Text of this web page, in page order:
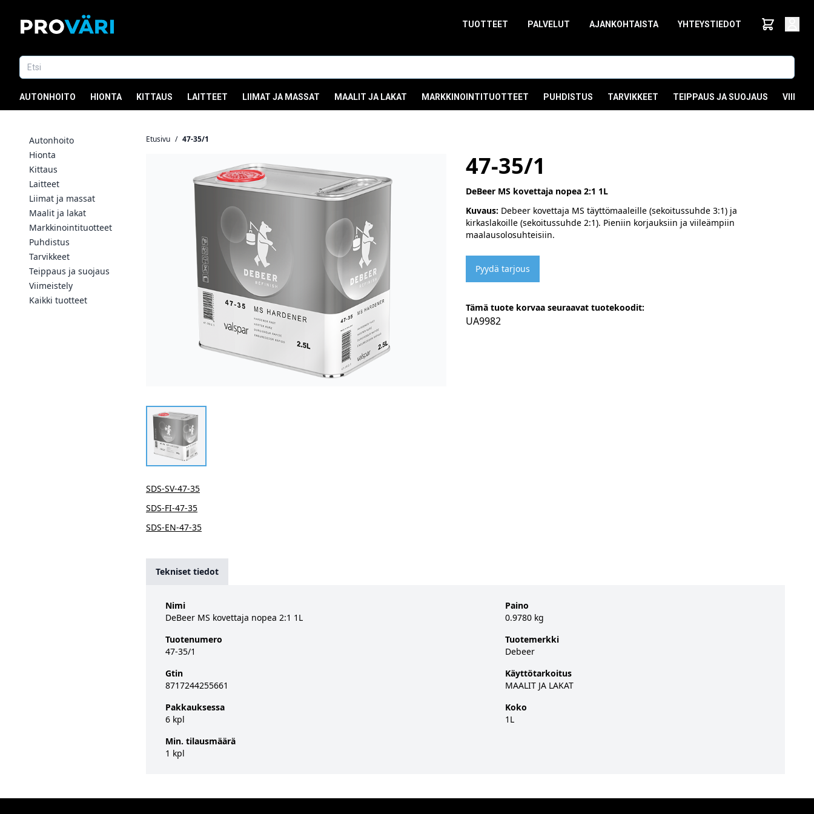
TUOTTEET PALVELUT AJANKOHTAISTA YHTEYSTIEDOT
AUTONHOITO HIONTA KITTAUS LAITTEET LIIMAT JA MASSAT MAALIT JA LAKAT MARKKINOINTITUOTTEET PUHDISTUS TARVIKKEET TEIPPAUS JA SUOJAUS
Autonhoito
Hionta
Kittaus
Laitteet
Liimat ja massat
Maalit ja lakat
Markkinointituotteet
Puhdistus
Tarvikkeet
Teippaus ja suojaus
Viimeistely
Kaikki tuotteet
Etusivu / 47-35/1
47-35/1
DeBeer MS kovettaja nopea 2:1 1L
Kuvaus: Debeer kovettaja MS täyttömaaleille (sekoitussuhde 3:1) ja
kirkaslakoille (sekoitussuhde 2:1). Pieniin korjauksiin ja viileämpiin
maalausolosuhteisiin.
Pyydä tarjous
Tämä tuote korvaa seuraavat tuotekoodit:
UA9982
SDS-SV-47-35
SDS-FI-47-35
SDS-EN-47-35
Tekniset tiedot
Nimi
DeBeer MS kovettaja nopea 2:1 1L
Tuotenumero
47-35/1
Gtin
8717244255661
Pakkauksessa
6 kpl
Min. tilausmäärä
1 kpl
Paino
0.9780 kg
Tuotemerkki
Debeer
Käyttötarkoitus
MAALIT JA LAKAT
Koko
1L